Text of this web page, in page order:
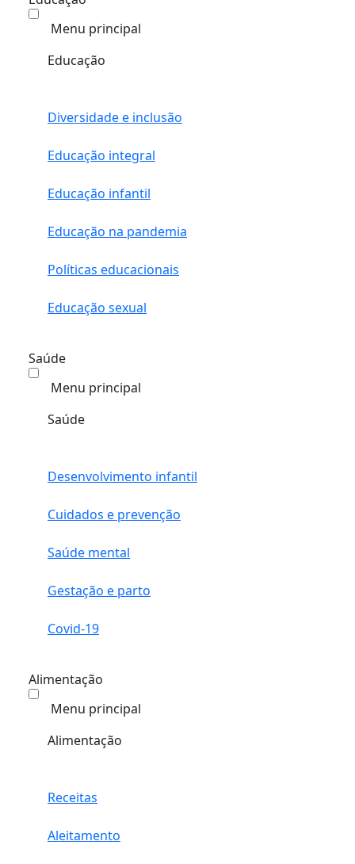
Menu principal
Educação
Diversidade e inclusão
Educação integral
Educação infantil
Educação na pandemia
Políticas educacionais
Educação sexual
Saúde
Menu principal
Saúde
Desenvolvimento infantil
Cuidados e prevenção
Saúde mental
Gestação e parto
Covid-19
Alimentação
Menu principal
Alimentação
Receitas
Aleitamento